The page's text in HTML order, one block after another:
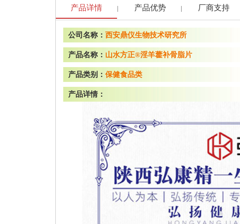
产品详情 产品优势 厂商支持
公司名称： 西安鼎仪生物技术研究所
产品名称： 山水方正®淫羊藿补骨脂片
产品类别： 保健食品类
产品详情：